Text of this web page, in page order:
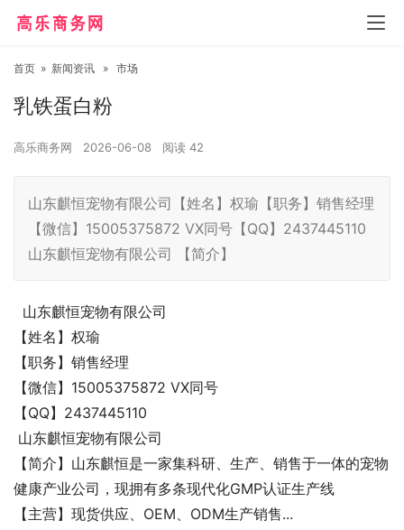
首页 » 新闻资讯 » 市场
乳铁蛋白粉
高乐商务网 2026-06-08 阅读 42
山东麒恒宠物有限公司【姓名】权瑜【职务】销售经理
【微信】15005375872 VX同号【QQ】2437445110
山东麒恒宠物有限公司 【简介】
山东麒恒宠物有限公司
【姓名】权瑜
【职务】销售经理
【微信】15005375872 VX同号
【QQ】2437445110
山东麒恒宠物有限公司
【简介】山东麒恒是一家集科研、生产、销售于一体的宠物
健康产业公司，现拥有多条现代化GMP认证生产线
【主营】现货供应、OEM、ODM生产销售...